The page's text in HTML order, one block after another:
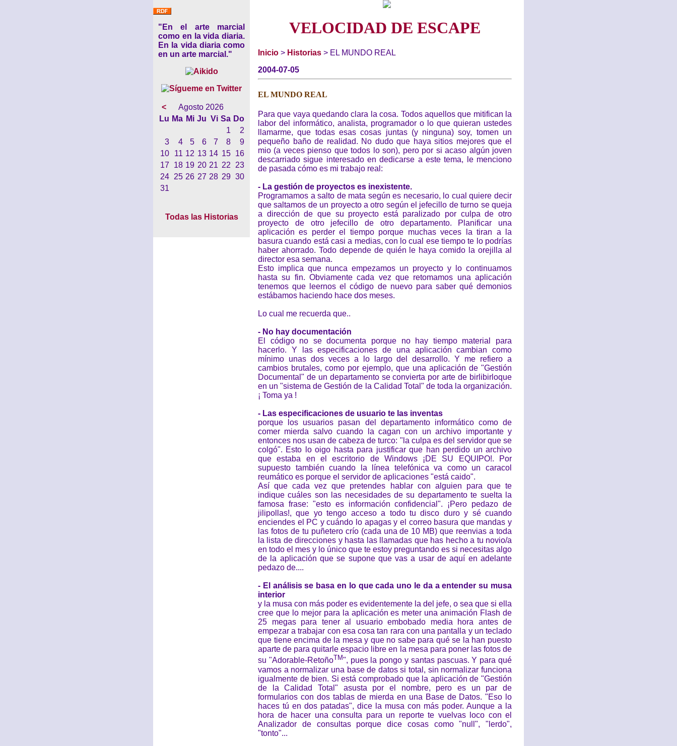
"En el arte marcial
como en la vida diaria.
En la vida diaria como
en un arte marcial."
<
Agosto 2026
Lu Ma Mi Ju Vi Sa Do
1
2
3
4 5 6 7 8
9
10
11 12 13 14 15
16
17
18 19 20 21 22
23
24
25 26 27 28 29 30
31
Todas las Historias
VELOCIDAD DE ESCAPE
Inicio > Historias > EL MUNDO REAL
2004-07-05
EL MUNDO REAL
Para que vaya quedando clara la cosa. Todos aquellos que mitifican la
labor del informático, analista, programador o lo que quieran ustedes
llamarme, que todas esas cosas juntas (y ninguna) soy, tomen un
pequeño baño de realidad. No dudo que haya sitios mejores que el
mio (a veces pienso que todos lo son), pero por si acaso algún joven
descarriado sigue interesado en dedicarse a este tema, le menciono
de pasada cómo es mi trabajo real:
- La gestión de proyectos es inexistente.
Programamos a salto de mata según es necesario, lo cual quiere decir
que saltamos de un proyecto a otro según el jefecillo de turno se queja
a dirección de que su proyecto está paralizado por culpa de otro
proyecto de otro jefecillo de otro departamento. Planificar una
aplicación es perder el tiempo porque muchas veces la tiran a la
basura cuando está casi a medias, con lo cual ese tiempo te lo podrías
haber ahorrado. Todo depende de quién le haya comido la orejilla al
director esa semana.
Esto implica que nunca empezamos un proyecto y lo continuamos
hasta su fin. Obviamente cada vez que retomamos una aplicación
tenemos que leernos el código de nuevo para saber qué demonios
estábamos haciendo hace dos meses.
Lo cual me recuerda que..
- No hay documentación
El código no se documenta porque no hay tiempo material para
hacerlo. Y las especificaciones de una aplicación cambian como
mínimo unas dos veces a lo largo del desarrollo. Y me refiero a
cambios brutales, como por ejemplo, que una aplicación de "Gestión
Documental" de un departamento se convierta por arte de birlibirloque
en un "sistema de Gestión de la Calidad Total" de toda la organización.
¡ Toma ya !
- Las especificaciones de usuario te las inventas
porque los usuarios pasan del departamento informático como de
comer mierda salvo cuando la cagan con un archivo importante y
entonces nos usan de cabeza de turco: "la culpa es del servidor que se
colgó". Esto lo oigo hasta para justificar que han perdido un archivo
que estaba en el escritorio de Windows ¡DE SU EQUIPO!. Por
supuesto también cuando la línea telefónica va como un caracol
reumático es porque el servidor de aplicaciones "está caido".
Así que cada vez que pretendes hablar con alguien para que te
indique cuáles son las necesidades de su departamento te suelta la
famosa frase: "esto es información confidencial". ¡Pero pedazo de
jilipollas!, que yo tengo acceso a todo tu disco duro y sé cuando
enciendes el PC y cuándo lo apagas y el correo basura que mandas y
las fotos de tu puñetero crío (cada una de 10 MB) que reenvias a toda
la lista de direcciones y hasta las llamadas que has hecho a tu novio/a
en todo el mes y lo único que te estoy preguntando es si necesitas algo
de la aplicación que se supone que vas a usar de aquí en adelante
pedazo de....
- El análisis se basa en lo que cada uno le da a entender su musa
interior
y la musa con más poder es evidentemente la del jefe, o sea que si ella
cree que lo mejor para la aplicación es meter una animación Flash de
25 megas para tener al usuario embobado media hora antes de
empezar a trabajar con esa cosa tan rara con una pantalla y un teclado
que tiene encima de la mesa y que no sabe para qué se la han puesto
aparte de para quitarle espacio libre en la mesa para poner las fotos de
su "Adorable-RetoñoTM", pues la pongo y santas pascuas. Y para qué
vamos a normalizar una base de datos si total, sin normalizar funciona
igualmente de bien. Si está comprobado que la aplicación de "Gestión
de la Calidad Total" asusta por el nombre, pero es un par de
formularios con dos tablas de mierda en una Base de Datos. "Eso lo
haces tú en dos patadas", dice la musa con más poder. Aunque a la
hora de hacer una consulta para un reporte te vuelvas loco con el
Analizador de consultas porque dice cosas como "null", "lerdo",
"tonto"...